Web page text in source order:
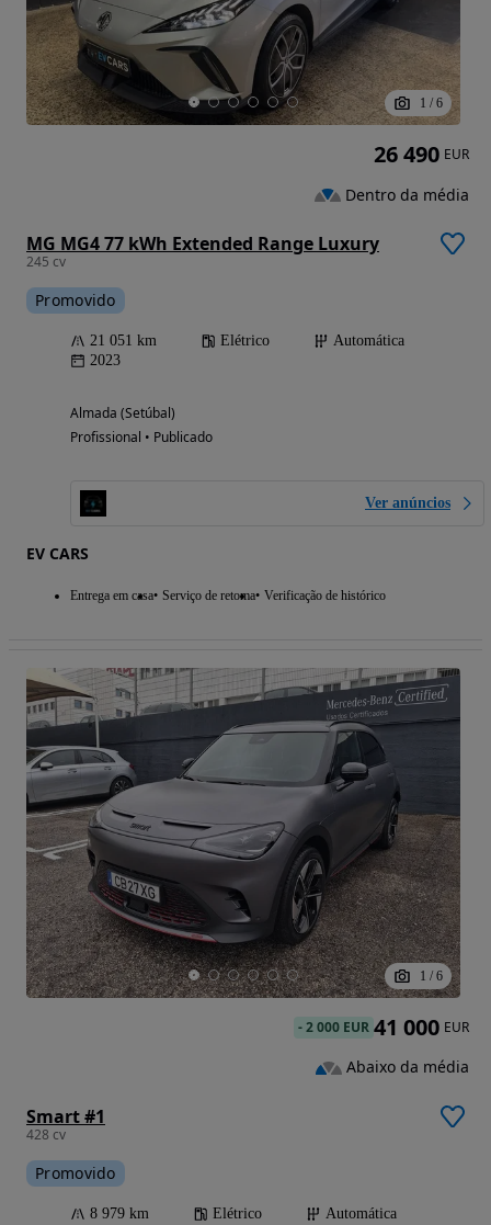
1 / 6
MG MG4 77 kWh Extended Range Luxury
245 cv
Promovido
21 051 km Elétrico
Automática
2023
Almada (Setúbal)
Profissional • Publicado
Ver anúncios
EV CARS
Entrega em casa Serviço de retoma Verificação de histórico
26 490 EUR
Dentro da média
1 / 6
Smart #1
428 cv
Promovido
8 979 km Elétrico Automática
-2 000 EUR 41 000 EUR
Abaixo da média